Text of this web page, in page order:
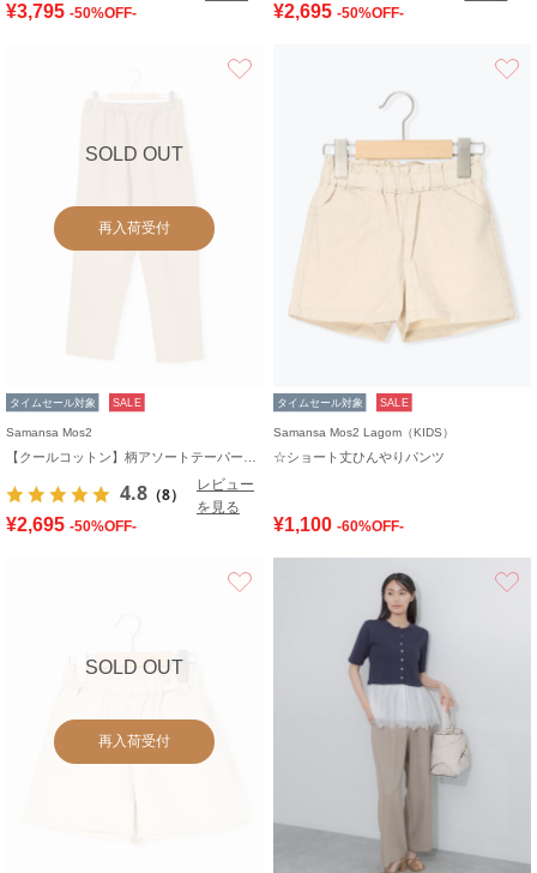
¥3,795 -50%OFF-
¥2,695 -50%OFF-
SOLD OUT
再入荷受付
タイムセール対象 SALE
Samansa Mos2
4.8 （8）
レビュー
を見る
¥2,695 -50%OFF-
タイムセール対象 SALE
Samansa Mos2 Lagom（KIDS）
☆ショート丈ひんやりパンツ
¥1,100 -60%OFF-
SOLD OUT
再入荷受付